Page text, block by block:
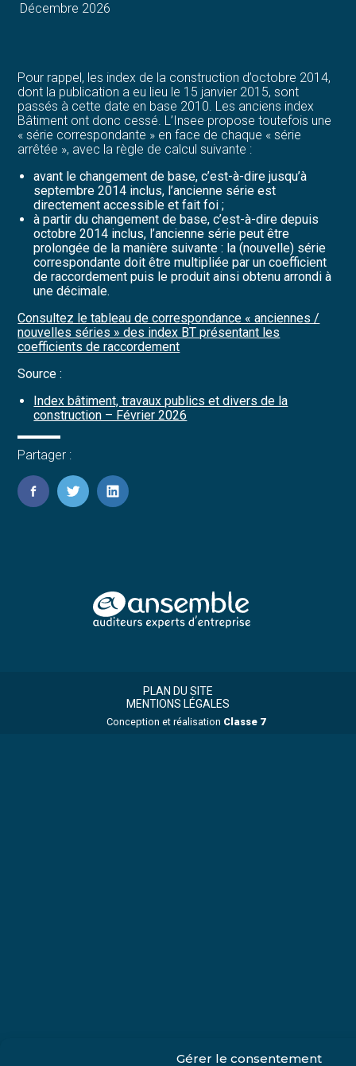
Gérer le consentement
Décembre 2026
Pour rappel, les index de la construction d’octobre 2014,
dont la publication a eu lieu le 15 janvier 2015, sont
passés à cette date en base 2010. Les anciens index
Bâtiment ont donc cessé. L’Insee propose toutefois une
« série correspondante » en face de chaque « série
arrêtée », avec la règle de calcul suivante :
avant le changement de base, c’est-à-dire jusqu’à
septembre 2014 inclus, l’ancienne série est
directement accessible et fait foi ;
à partir du changement de base, c’est-à-dire depuis
octobre 2014 inclus, l’ancienne série peut être
prolongée de la manière suivante : la (nouvelle) série
correspondante doit être multipliée par un coefficient
de raccordement puis le produit ainsi obtenu arrondi à
une décimale.
Consultez le tableau de correspondance « anciennes /
nouvelles séries » des index BT présentant les
coefficients de raccordement
Source :
Index bâtiment, travaux publics et divers de la
construction – Février 2026
Partager :
FaceBook
TwitterLinkedIn
Principale
PLAN DU SITE
MENTIONS LÉGALES
Conception et réalisation Classe 7